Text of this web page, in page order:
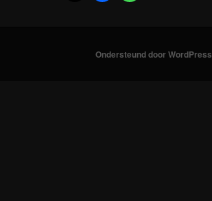
Ondersteund door WordPress